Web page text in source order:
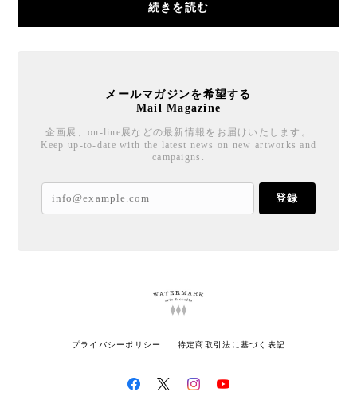
続きを読む
メールマガジンを希望する
Mail Magazine
企画展、on-line展などの最新情報をお届けいたします。
Keep up-to-date with the latest news on new artworks and
campaigns.
登録
プライバシーポリシー 特定商取引法に基づく表記